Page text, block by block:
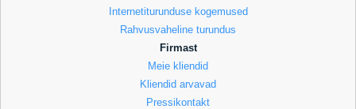
Internetiturunduse kogemused
Rahvusvaheline turundus
Firmast
Meie kliendid
Kliendid arvavad
Pressikontakt